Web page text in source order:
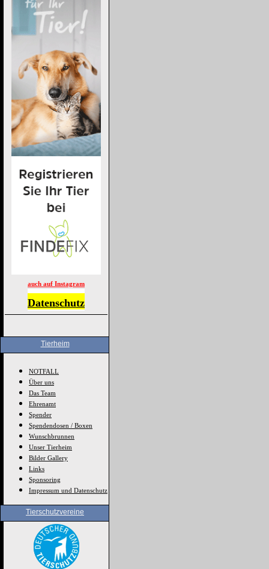
auch auf Instagram
Datenschutz
Tierheim
NOTFALL
Über uns
Das Team
Ehrenamt
Spender
Spendendosen / Boxen
Wunschbrunnen
Unser Tierheim
Bilder Gallery
Links
Sponsoring
Impressum und Datenschutz
Tierschutzvereine